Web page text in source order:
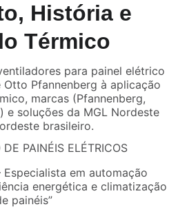
História e
Térmico
para painel elétrico
Pfannenberg à aplicação
marcas (Pfannenberg,
e soluções da MGL Nordeste
brasileiro.
PAINÉIS ELÉTRICOS
Especialista em automação
energética e climatização
painéis”